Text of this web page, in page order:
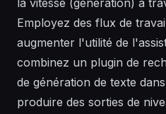
la vitesse (génération) à
Employez des flux de
augmenter l'utilité de
combinez un plugin de
de génération de texte
produire des sorties de